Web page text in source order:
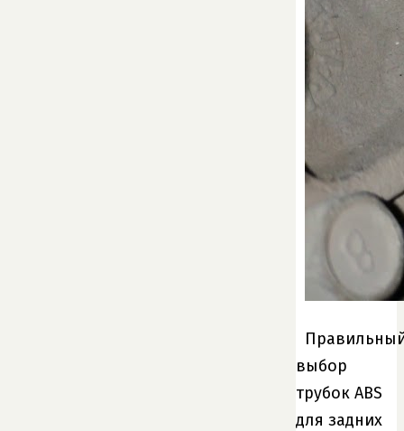
выбор
трубок ABS
для задних